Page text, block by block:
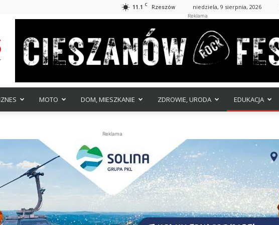
11.1 C Rzeszów niedziela, 9 sierpnia, 2026
Reklama
MOTO DOM, MIESZKANIE ZDROWIE, URODA EDUKACJA
Reklama